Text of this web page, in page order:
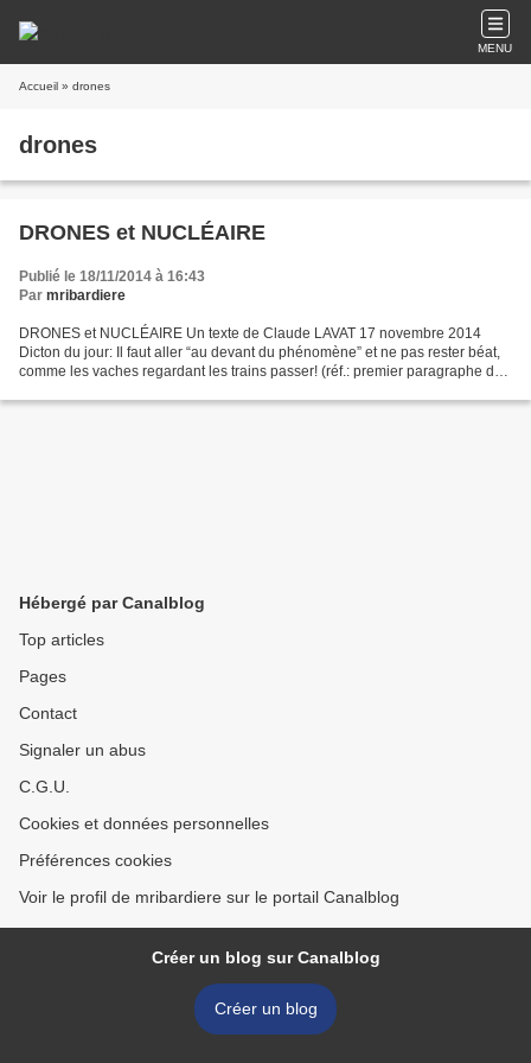
MENU
Accueil » drones
drones
DRONES et NUCLÉAIRE
Publié le 18/11/2014 à 16:43
Par mribardiere
DRONES et NUCLÉAIRE Un texte de Claude LAVAT 17 novembre 2014
Dicton du jour: Il faut aller “au devant du phénomène” et ne pas rester béat,
comme les vaches regardant les trains passer! (réf.: premier paragraphe de
Hébergé par Canalblog
Top articles
Pages
Contact
Signaler un abus
C.G.U.
Cookies et données personnelles
Préférences cookies
Voir le profil de mribardiere sur le portail Canalblog
Créer un blog sur Canalblog
Créer un blog